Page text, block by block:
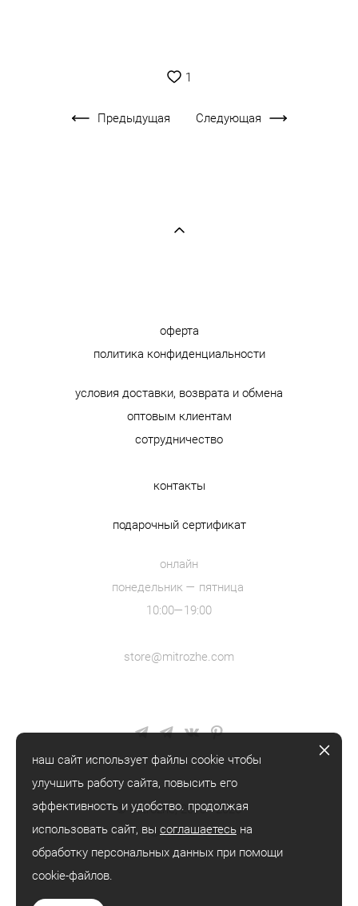
1
Предыдущая Следующая
оферта
политика конфиденциальности
условия доставки, возврата и обмена
оптовым клиентам
сотрудничество
контакты
подарочный сертификат
онлайн
понедельник — пятница
10:00—19:00
store@mitrozhe.com
© mitrozhe, 2018—2026
® mitrozhe
наш сайт использует файлы cookie чтобы
улучшить работу сайта, повысить его
эффективность и удобство. продолжая
использовать сайт, вы соглашаетесь на
обработку персональных данных при помощи
cookie-файлов.